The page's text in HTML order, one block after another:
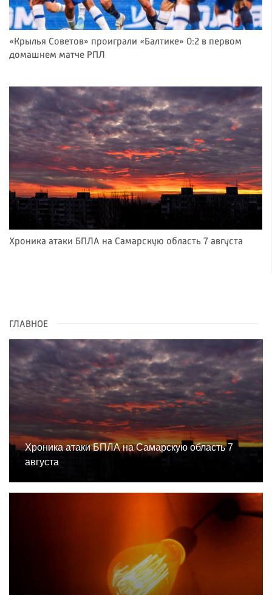
«Крылья Советов» проиграли «Балтике» 0:2 в первом
домашнем матче РПЛ
Хроника атаки БПЛА на Самарскую область 7 августа
ГЛАВНОЕ
Хроника атаки БПЛА на Самарскую область 7
августа